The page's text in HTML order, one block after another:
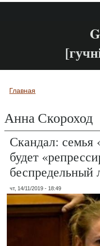
Вы здесь
Главная
Анна Скороход
Скандал: семья
будет
беспредельный
чт, 14/11/2019 - 18:49